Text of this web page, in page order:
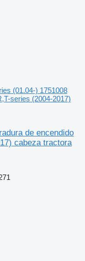
(01.04-) 1751008
series (2004-2017)
de encendido
cabeza tractora